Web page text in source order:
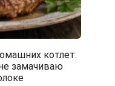
котлет:
замачиваю